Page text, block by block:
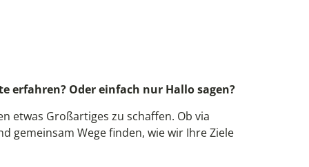
erfahren? Oder einfach nur Hallo sagen?
etwas Großartiges zu schaffen. Ob via
gemeinsam Wege finden, wie wir Ihre Ziele